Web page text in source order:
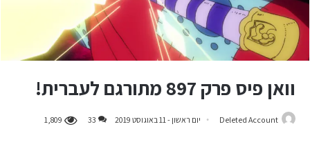
וואן פיס פרק 897 מתורגם לעברית!
Deleted Account יום ראשון - 11 באוגוסט 2019 33
1,809